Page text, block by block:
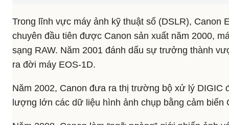
Trong lĩnh vực máy ảnh kỹ thuật số (DSLR), Canon
chuyên đầu tiên được Canon sản xuất năm 2000,
sạng RAW. Năm 2001 đánh dấu sự trưởng thành
ra đời máy EOS-1D.
Năm 2002, Canon đưa ra thị trường bộ xử lý DIGIC
lượng lớn các dữ liệu hình ảnh chụp bằng cảm biến